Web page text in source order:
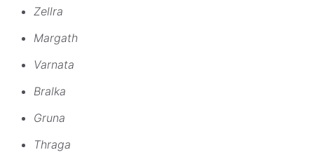
Zellra
Margath
Varnata
Bralka
Gruna
Thraga